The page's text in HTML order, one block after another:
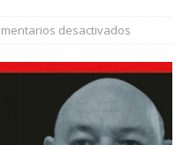
desactivados